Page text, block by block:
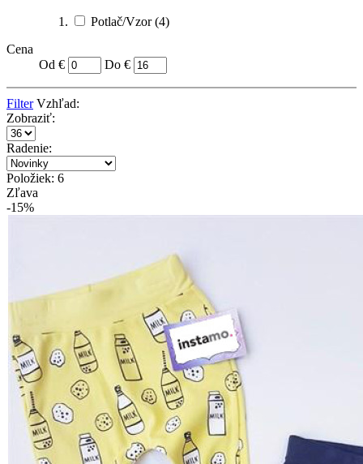
Potlač/Vzor(4)
Cena
Od €
Do €
Filter Vzhľad:
Zobraziť:
Radenie:
Položiek: 6
Zľava
-15%